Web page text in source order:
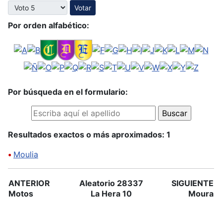
Por favor, vote
Por orden alfabético:
Por búsqueda en el formulario:
Resultados exactos o más aproximados: 1
• Moulia
ANTERIOR
Motos
Aleatorio 28337
La Hera 10
SIGUIENTE
Moura